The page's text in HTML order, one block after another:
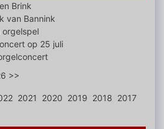
Brink
van Bannink
orgelspel
op 25 juli
>>
2021 2020 2019 2018 2017